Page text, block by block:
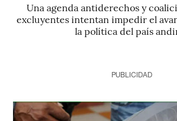
Una agenda antiderechos y
excluyentes intentan impedir el
la política del país
PUBLICIDAD